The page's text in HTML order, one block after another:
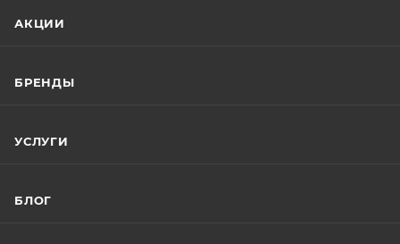
АКЦИИ
БРЕНДЫ
УСЛУГИ
БЛОГ